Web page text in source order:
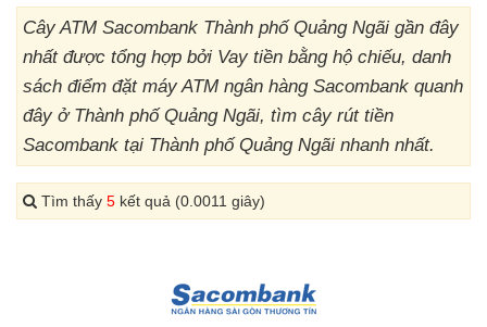
Cây ATM Sacombank Thành phố Quảng Ngãi gần đây
nhất được tổng hợp bởi Vay tiền bằng hộ chiếu, danh
sách điểm đặt máy ATM ngân hàng Sacombank quanh
đây ở Thành phố Quảng Ngãi, tìm cây rút tiền
Sacombank tại Thành phố Quảng Ngãi nhanh nhất.
Tìm thấy 5 kết quả (0.0011 giây)